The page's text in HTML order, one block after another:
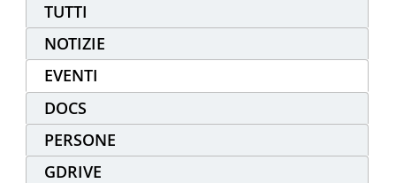
TUTTI
NOTIZIE
EVENTI
DOCS
PERSONE
GDRIVE